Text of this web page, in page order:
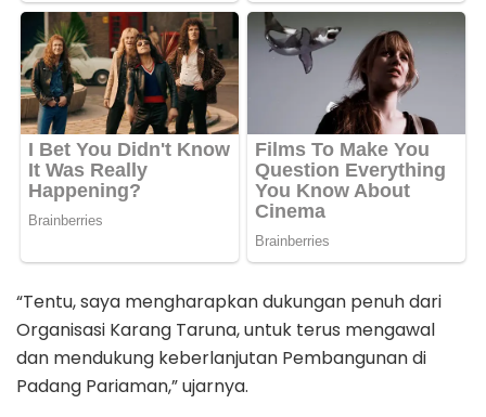
“Tentu, saya mengharapkan dukungan penuh dari
Organisasi Karang Taruna, untuk terus mengawal
dan mendukung keberlanjutan Pembangunan di
Padang Pariaman,” ujarnya.